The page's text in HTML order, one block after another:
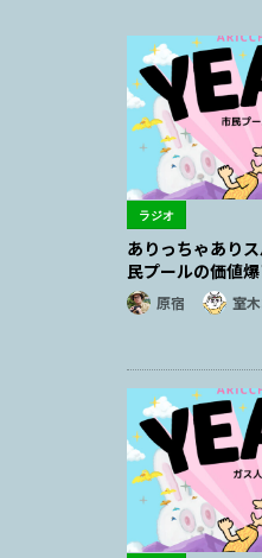
ラジオ
ありっちゃあり
民プールの価値爆
原宿 室